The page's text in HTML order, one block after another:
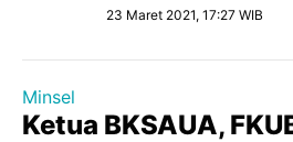
23 Maret 2021, 17:27 WIB
Minsel
Ketua BKSAUA,